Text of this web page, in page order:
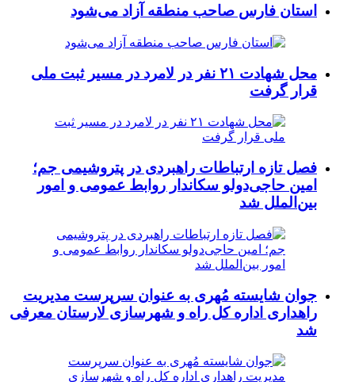
استان فارس صاحب منطقه آزاد می‌شود
محل شهادت ۲۱ نفر در لامرد در مسیر ثبت ملی
قرار گرفت
فصل تازه ارتباطات راهبردی در پتروشیمی جم؛
امین حاجی‌دولو سکاندار روابط عمومی و امور
بین‌الملل شد
جوان شایسته مُهری به عنوان سرپرست مدیریت
راهداری اداره کل راه و شهرسازی لارستان معرفی
شد